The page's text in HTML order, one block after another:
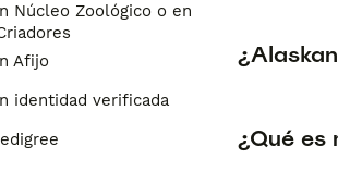
Núcleo Zoológico o en el
Afijo
identidad verificada
¿Qué es